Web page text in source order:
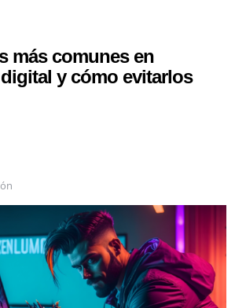
más comunes en
y cómo evitarlos